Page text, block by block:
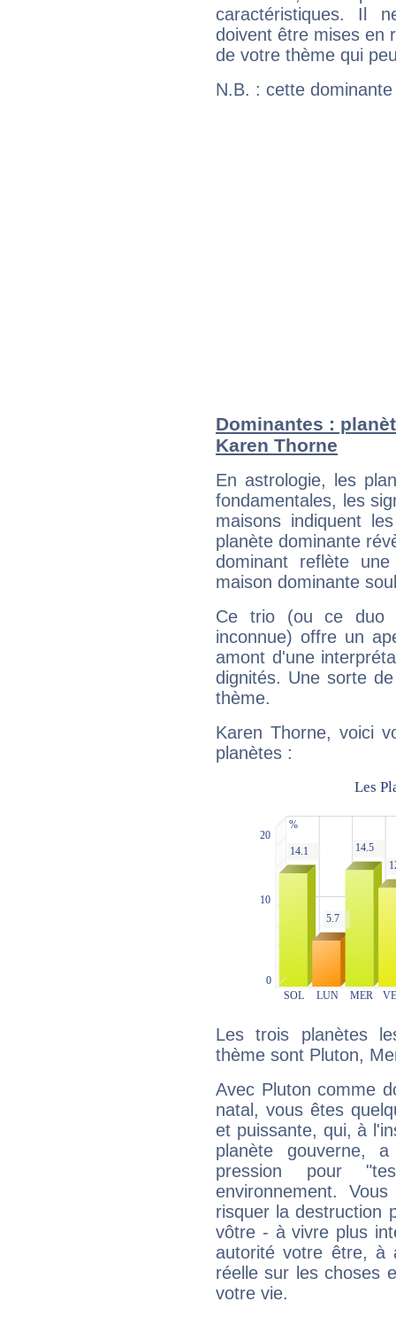
caractéristiques. Il
doivent être mises en
de votre thème qui
N.B. : cette
Dominantes :
Karen Thorne
En astrologie, les
fondamentales, les
maisons indiquent
planète dominante
dominant reflète
maison dominante
Ce trio (ou ce duo
inconnue) offre un
amont d'une
dignités. Une sorte
thème.
Karen Thorne, voici
planètes :
Les trois planètes
thème sont Pluton,
Avec Pluton comme
natal, vous êtes
et puissante, qui, à
planète gouverne,
pression pour
environnement.
risquer la destruction
vôtre - à vivre plus
autorité votre être, à
réelle sur les choses
votre vie.